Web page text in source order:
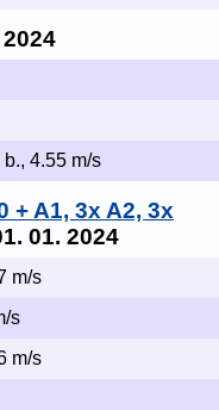
2024
b., 4.55 m/s
+ A1, 3x A2, 3x
01. 2024
m/s
s
m/s